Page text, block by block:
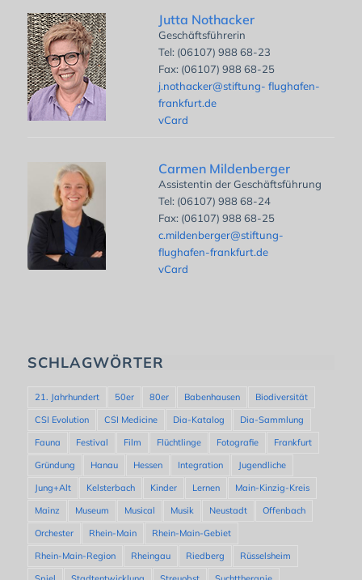
Jutta Nothacker
Geschäftsführerin
Tel: (06107) 988 68-23
Fax: (06107) 988 68-25
j.nothacker@stiftung- flughafen-
frankfurt.de
vCard
Carmen Mildenberger
Assistentin der Geschäftsführung
Tel: (06107) 988 68-24
Fax: (06107) 988 68-25
c.mildenberger@stiftung-
flughafen-frankfurt.de
vCard
SCHLAGWÖRTER
21. Jahrhundert 50er 80er Babenhausen
Biodiversität
CSI Evolution
CSI Medicine Dia-Katalog
Dia-Sammlung
Fauna
Festival Film Flüchtlinge Fotografie
Frankfurt
Gründung
Hanau Hessen Integration
Jugendliche
Jung+Alt
Kelsterbach Kinder Lernen
Main-Kinzig-Kreis
Mainz
Museum Musical Musik Neustadt
Offenbach
Orchester
Rhein-Main
Rhein-Main-Gebiet
Rhein-Main-Region
Rheingau Riedberg
Rüsselsheim